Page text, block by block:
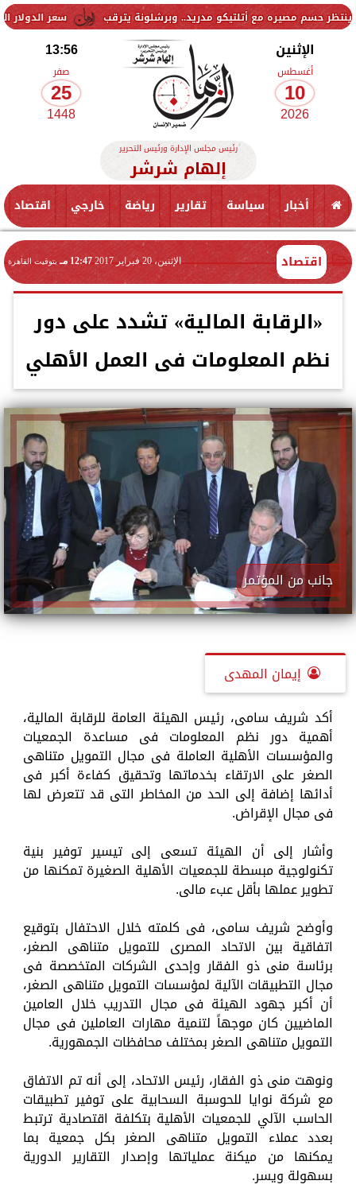
سعر الدولار اليوم الإثنين 10 أغسطس 2026 في البنوك.. تحديث لحظي مع أتلتيكو مدريد.. وبرشلونة يترقب
الإثنين
أغسطس
10
2026
13:56
صفر
25
1448
رئيس مجلس الإدارة ورئيس التحرير
إلهام شرشر
أخبار سياسة تقارير رياضة خارجي اقتصاد
اقتصاد الإثنين، 20 فبراير 2017 12:47 مـ بتوقيت القاهرة
«الرقابة المالية» تشدد على دور
نظم المعلومات فى العمل الأهلي
جانب من المؤتمر
إيمان المهدى
أكد شريف سامى، رئيس الهيئة العامة للرقابة المالية،
أهمية دور نظم المعلومات فى مساعدة الجمعيات
والمؤسسات الأهلية العاملة فى مجال التمويل متناهى
الصغر على الارتقاء بخدماتها وتحقيق كفاءة أكبر فى
أدائها إضافة إلى الحد من المخاطر التى قد تتعرض لها
فى مجال الإقراض.
وأشار إلى أن الهيئة تسعى إلى تيسير توفير بنية
تكنولوجية مبسطة للجمعيات الأهلية الصغيرة تمكنها من
تطوير عملها بأقل عبء مالى.
وأوضح شريف سامى، فى كلمته خلال الاحتفال بتوقيع
اتفاقية بين الاتحاد المصرى للتمويل متناهى الصغر،
برئاسة منى ذو الفقار وإحدى الشركات المتخصصة فى
مجال التطبيقات الآلية لمؤسسات التمويل متناهى الصغر،
أن أكبر جهود الهيئة فى مجال التدريب خلال العامين
الماضيين كان موجهاً لتنمية مهارات العاملين فى مجال
التمويل متناهى الصغر بمختلف محافظات الجمهورية.
ونوهت منى ذو الفقار، رئيس الاتحاد، إلى أنه تم الاتفاق
مع شركة نوايا للحوسبة السحابية على توفير تطبيقات
الحاسب الآلي للجمعيات الأهلية بتكلفة اقتصادية ترتبط
بعدد عملاء التمويل متناهى الصغر بكل جمعية بما
يمكنها من ميكنة عملياتها وإصدار التقارير الدورية
بسهولة ويسر.